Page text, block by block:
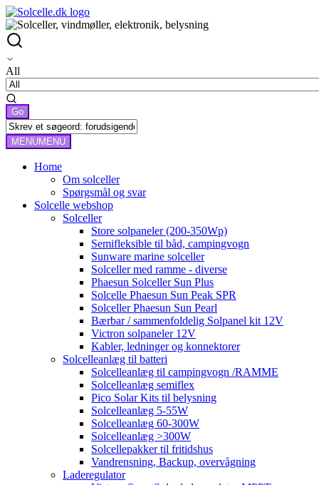
All
MENUMENU
Home
Om solceller
Spørgsmål og svar
Solcelle webshop
Solceller
Store solpaneler (200-350Wp)
Semifleksible til båd, campingvogn
Sunware marine solceller
Solceller med ramme - diverse
Phaesun Solceller Sun Plus
Solcelle Phaesun Sun Peak SPR
Solceller Phaesun Sun Pearl
Bærbar / sammenfoldelig Solpanel kit 12V
Victron solpaneler 12V
Kabler, ledninger og konnektorer
Solcelleanlæg til batteri
Solcelleanlæg til campingvogn /RAMME
Solcelleanlæg semiflex
Pico Solar Kits til belysning
Solcelleanlæg 5-55W
Solcelleanlæg 60-300W
Solcelleanlæg >300W
Solcellepakker til fritidshus
Vandrensning, Backup, overvågning
Laderegulator